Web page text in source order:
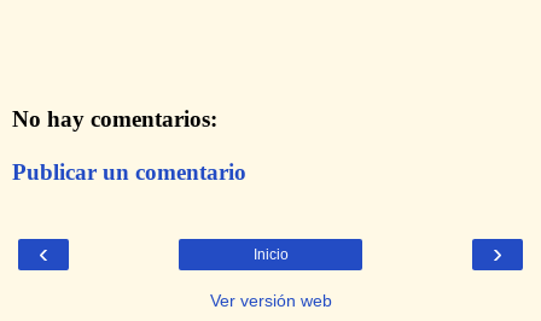
No hay comentarios:
Publicar un comentario
‹ ›
Inicio
Ver versión web